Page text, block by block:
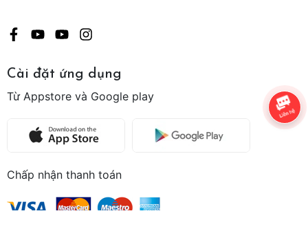
Cài đặt ứng dụng
Từ Appstore và Google play
Chấp nhận thanh toán